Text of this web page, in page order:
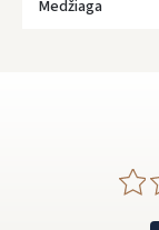
Medžiaga